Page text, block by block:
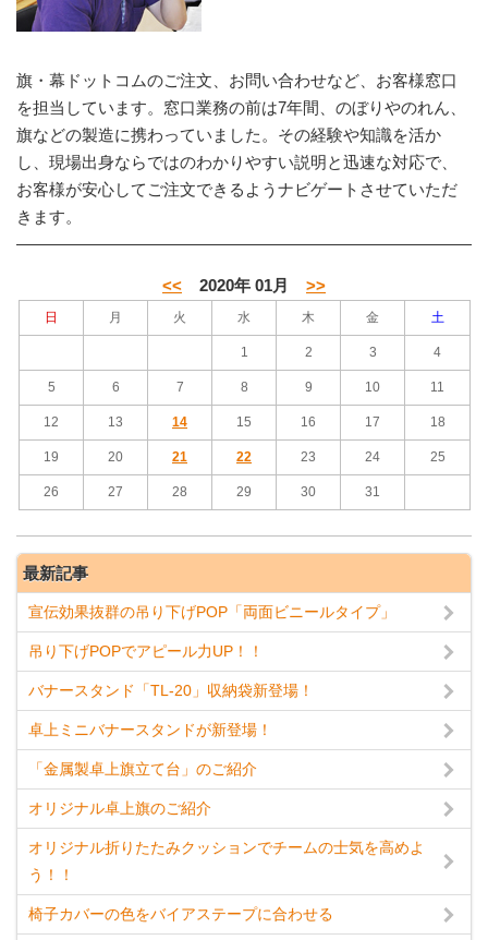
旗・幕ドットコムのご注文、お問い合わせなど、お客様窓口
を担当しています。窓口業務の前は7年間、のぼりやのれん、
旗などの製造に携わっていました。その経験や知識を活か
し、現場出身ならではのわかりやすい説明と迅速な対応で、
お客様が安心してご注文できるようナビゲートさせていただ
きます。
<< 2020年 01月 >>
日 月 火 水 木 金 土
1 2 3 4
5 6 7 8 9 10 11
12 13 14 15 16 17 18
19 20 21 22 23 24 25
26 27 28 29 30 31
最新記事
宣伝効果抜群の吊り下げPOP「両面ビニールタイプ」
吊り下げPOPでアピール力UP！！
バナースタンド「TL-20」収納袋新登場！
卓上ミニバナースタンドが新登場！
「金属製卓上旗立て台」のご紹介
オリジナル卓上旗のご紹介
オリジナル折りたたみクッションでチームの士気を高めよ
う！！
椅子カバーの色をバイアステープに合わせる